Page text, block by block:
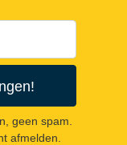
geen spam.
afmelden.